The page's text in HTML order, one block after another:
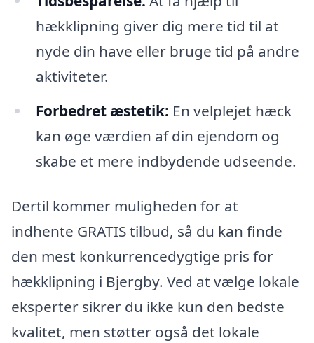
hækklipning giver dig mere tid til at
nyde din have eller bruge tid på andre
aktiviteter.
Forbedret æstetik: En velplejet hæck
kan øge værdien af din ejendom og
skabe et mere indbydende udseende.
Dertil kommer muligheden for at
indhente GRATIS tilbud, så du kan finde
den mest konkurrencedygtige pris for
hækklipning i Bjergby. Ved at vælge lokale
eksperter sikrer du ikke kun den bedste
kvalitet, men støtter også det lokale